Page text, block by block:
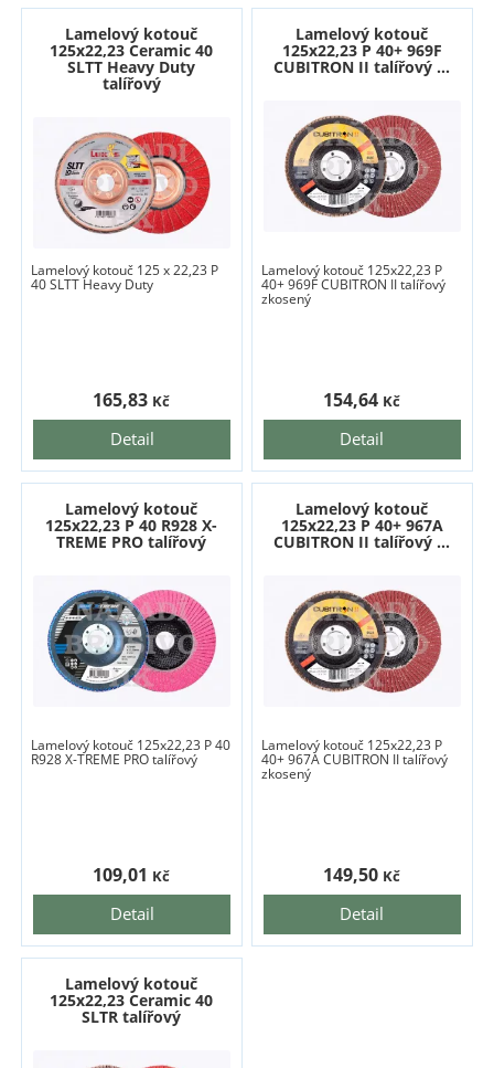
Lamelový kotouč
125x22,23 Ceramic 40
SLTT Heavy Duty
talířový
Lamelový kotouč 125 x 22,23 P
40 SLTT Heavy Duty
Detail
165,83 Kč
Lamelový kotouč
125x22,23 P 40+ 969F
CUBITRON II talířový ...
Lamelový kotouč 125x22,23 P
40+ 969F CUBITRON II talířový
zkosený
Detail
154,64 Kč
Lamelový kotouč
125x22,23 P 40 R928 X-
TREME PRO talířový
Lamelový kotouč 125x22,23 P 40
R928 X-TREME PRO talířový
Detail
109,01 Kč
Lamelový kotouč
125x22,23 P 40+ 967A
CUBITRON II talířový ...
Lamelový kotouč 125x22,23 P
40+ 967A CUBITRON II talířový
zkosený
Detail
149,50 Kč
Lamelový kotouč
125x22,23 Ceramic 40
SLTR talířový